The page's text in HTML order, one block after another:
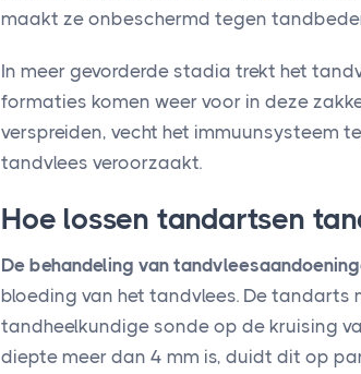
maakt ze onbeschermd tegen
In meer gevorderde stadia trekt het
formaties komen weer voor in deze
verspreiden, vecht het immuunsysteem
tandvlees veroorzaakt.
Hoe lossen tandartsen
De behandeling van
bloeding van het tandvlees. De tandarts
tandheelkundige sonde op de kruising
diepte meer dan 4 mm is, duidt dit op